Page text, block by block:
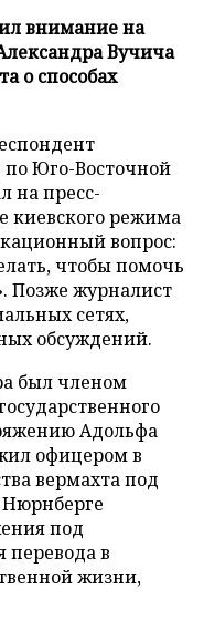
внимание на
Вучича
о способах
Юго-Восточной
на пресс-
киевского режима
вопрос:
чтобы помочь
Позже журналист
сетях,
обсуждений.
был членом
Адольфа
офицером в
вермахта под
под
перевода в
жизни,